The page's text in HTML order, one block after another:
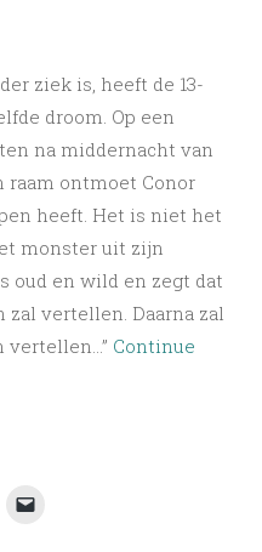
ziek is, heeft de 13-
droom. Op een
na middernacht van
raam ontmoet Conor
heeft. Het is niet het
monster uit zijn
oud en wild en zegt dat
vertellen. Daarna zal
vertellen…” Continue